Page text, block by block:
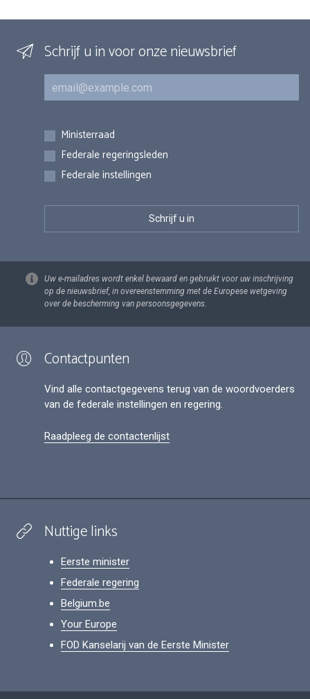
Schrijf u in voor onze nieuwsbrief
E-mail
Inschrijvingen
Ministerraad
Federale regeringsleden
Federale instellingen
Uw e-mailadres wordt enkel bewaard en gebruikt voor uw inschrijving
op de nieuwsbrief, in overeenstemming met de Europese wetgeving
over de bescherming van persoonsgegevens.
Contactpunten
Vind alle contactgegevens terug van de woordvoerders
van de federale instellingen en regering.
Raadpleeg de contactenlijst
Nuttige links
Eerste minister
Federale regering
Belgium.be
Your Europe
FOD Kanselarij van de Eerste Minister